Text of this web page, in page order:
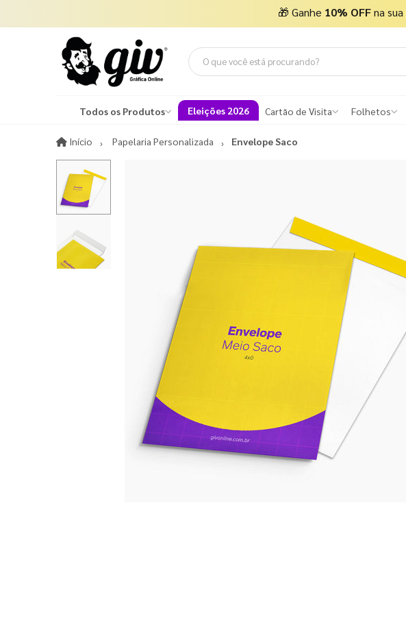
🎁 Ganhe 10% OFFna sua
Todos os Produtos Eleições 2026 Cartão de Visita Folhetos
Início InícioPapelaria Personalizada Envelope Saco